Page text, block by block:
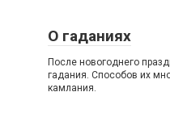
О гаданиях
После новогоднего
гадания. Способов их
камлания.